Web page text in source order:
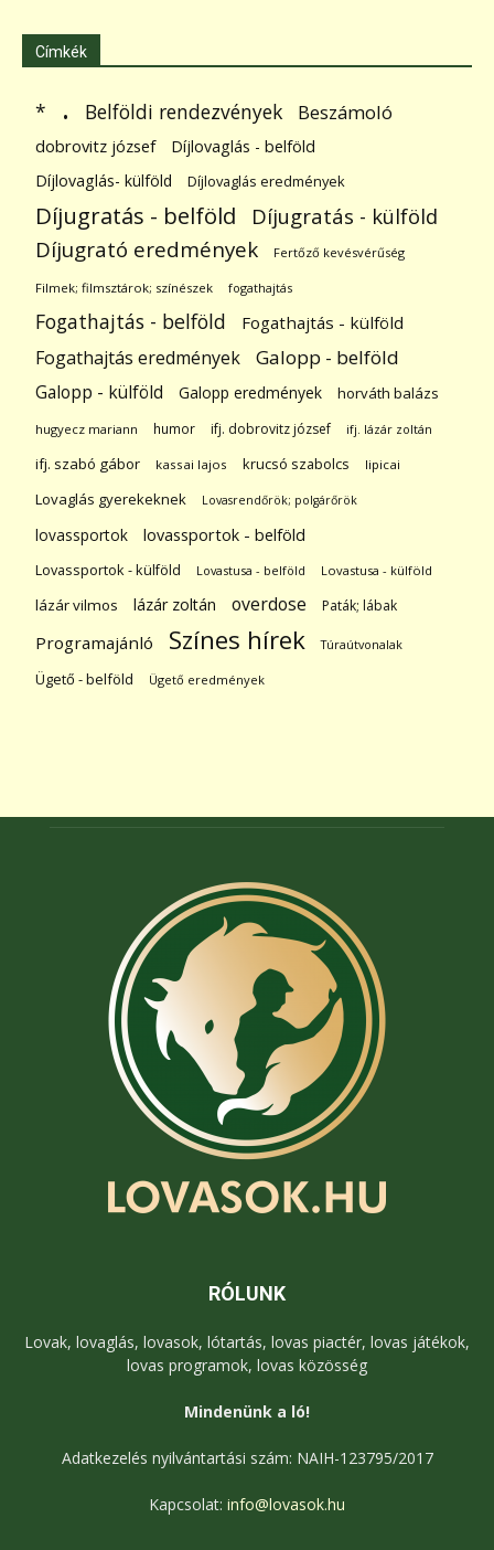
Címkék
* . Belföldi rendezvények Beszámoló
dobrovitz józsef
Díjlovaglás - belföld
Díjlovaglás- külföld
Díjlovaglás eredmények
Díjugratás - belföld Díjugratás - külföld
Díjugrató eredmények Fertőző kevésvérűség
Filmek; filmsztárok; színészek fogathajtás
Fogathajtás - belföld Fogathajtás - külföld
Fogathajtás eredmények Galopp - belföld
Galopp - külföld Galopp eredmények horváth balázs
hugyecz mariann humor ifj. dobrovitz józsef ifj. lázár zoltán
ifj. szabó gábor kassai lajos krucsó szabolcs lipicai
Lovaglás gyerekeknek Lovasrendőrök; polgárőrök
lovassportok lovassportok - belföld
Lovassportok - külföld Lovastusa - belföld Lovastusa - külföld
lázár vilmos lázár zoltán overdose Paták; lábak
Programajánló Színes hírek Túraútvonalak
Ügető - belföld Ügető eredmények
RÓLUNK
Lovak, lovaglás, lovasok, lótartás, lovas piactér, lovas játékok,
lovas programok, lovas közösség
Mindenünk a ló!
Adatkezelés nyilvántartási szám: NAIH-123795/2017
Kapcsolat: info@lovasok.hu